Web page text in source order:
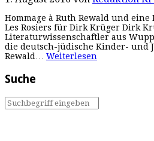
Hommage à Ruth Rewald und
Les Rosiers für Dirk Krüger Dirk
Literaturwissenschaftler aus
die deutsch-jüdische Kinder- und
Rewald… Weiterlesen
Suche